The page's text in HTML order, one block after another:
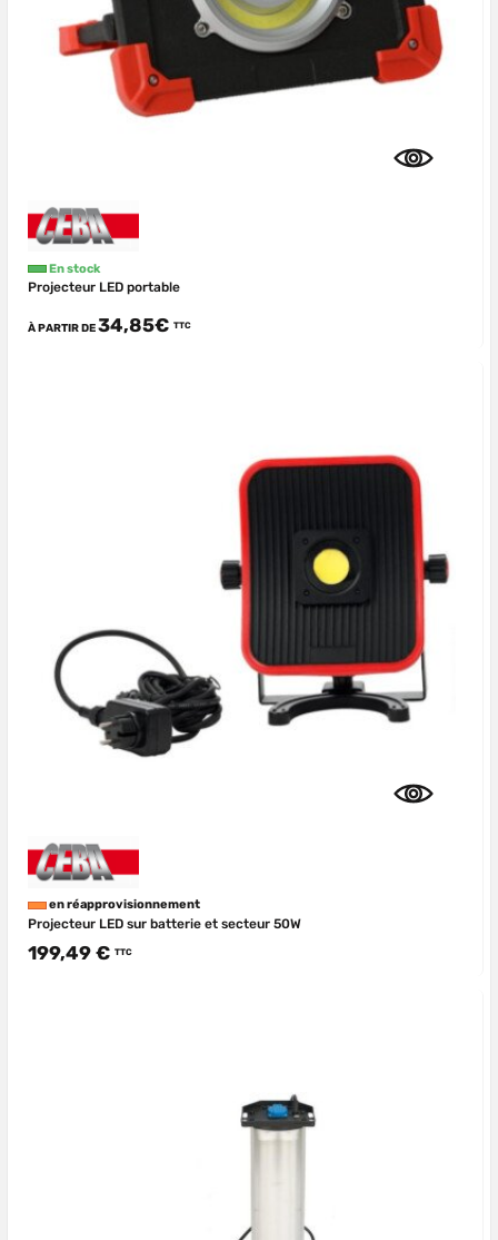
En stock
Projecteur LED portable
À PARTIR DE34,85€ TTC
en réapprovisionnement
Projecteur LED sur batterie et secteur 50W
199,49 € TTC